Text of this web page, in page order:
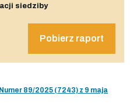
siedziby
Pobierz raport
Numer 89/2025 (7243) z 9 maja